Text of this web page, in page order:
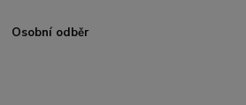
Osobní odběr